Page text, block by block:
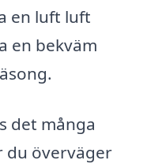
en luft luft
en bekväm
det många
du överväger